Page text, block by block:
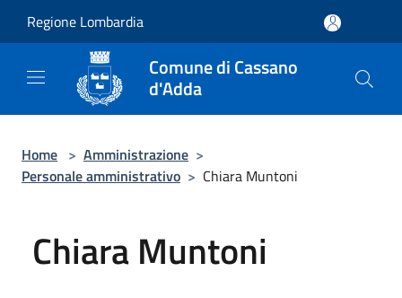
Regione Lombardia
Comune di Cassano
d'Adda
Home > Amministrazione >
Personale amministrativo > Chiara Muntoni
Chiara Muntoni